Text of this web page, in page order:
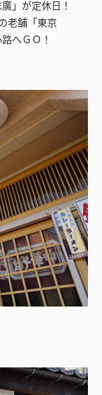
」が定休日！
老舗「東京
へＧＯ！